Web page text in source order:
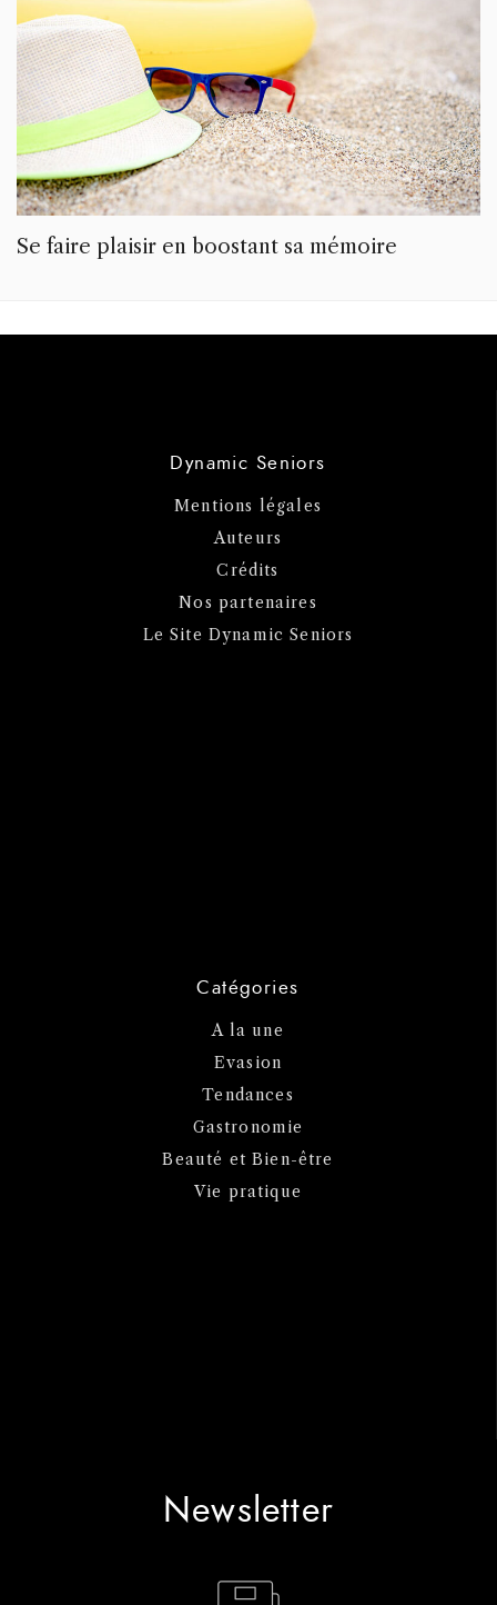
Se faire plaisir en boostant sa mémoire
Dynamic Seniors
Mentions légales
Auteurs
Crédits
Nos partenaires
Le Site Dynamic Seniors
Catégories
A la une
Evasion
Tendances
Gastronomie
Beauté et Bien-être
Vie pratique
Newsletter